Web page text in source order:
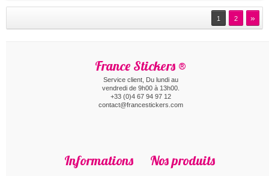
1 2 »
France Stickers ®
Service client, Du lundi au
vendredi de 9h00 à 13h00.
+33 (0)4 67 94 97 12
contact@francestickers.com
Informations Nos produits